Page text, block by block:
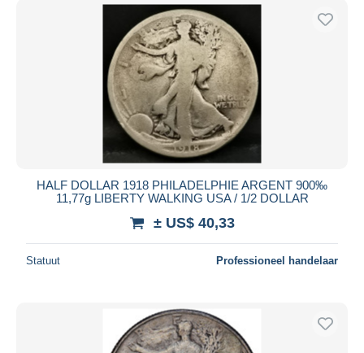
HALF DOLLAR 1918 PHILADELPHIE ARGENT 900‰
11,77g LIBERTY WALKING USA / 1/2 DOLLAR
± US$ 40,33
Statuut Professioneel handelaar